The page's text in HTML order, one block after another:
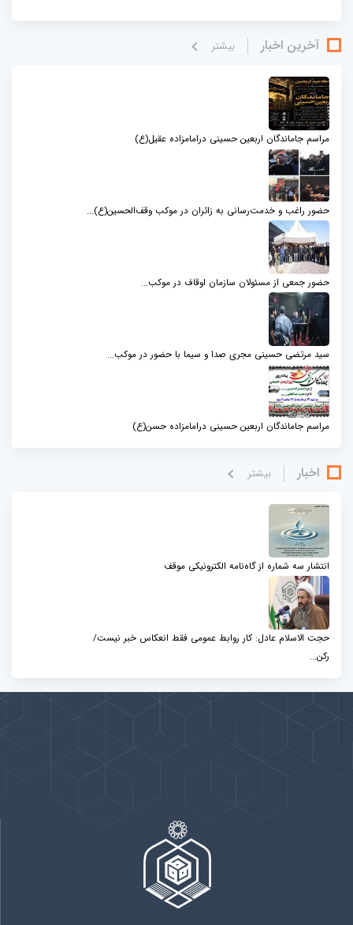
آخرین اخبار بيشتر
مراسم جاماندگان اربعین حسینی درامامزاده عقیل(ع)
حضور راغب و خدمت‌رسانی به زائران در موکب وقف‌الحسین(ع)...
حضور جمعی از مسئولان سازمان اوقاف در موکب...
سید مرتضی حسینی مجری صدا و سیما با حضور در موکب...
مراسم جاماندگان اربعین حسینی درامامزاده حسن(ع)
اخبار بيشتر
انتشار سه شماره از گاه‌نامه الکترونیکی موقف
حجت الاسلام عادل: کار روابط عمومی فقط انعکاس خبر نیست/
رکن...